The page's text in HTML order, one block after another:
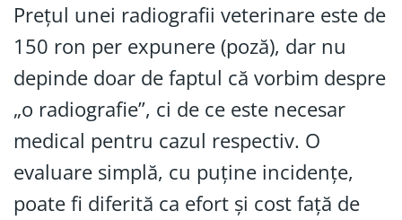
Prețul unei radiografii veterinare este de
150 ron per expunere (poză), dar nu
depinde doar de faptul că vorbim despre
„o radiografie”, ci de ce este necesar
medical pentru cazul respectiv. O
evaluare simplă, cu puține incidențe,
poate fi diferită ca efort și cost față de